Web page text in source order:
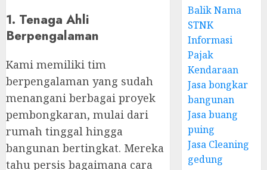
1. Tenaga Ahli
Berpengalaman
Kami memiliki tim
berpengalaman yang sudah
menangani berbagai proyek
pembongkaran, mulai dari
rumah tinggal hingga
bangunan bertingkat. Mereka
tahu persis bagaimana cara
Balik Nama
STNK
Informasi
Pajak
Kendaraan
Jasa bongkar
bangunan
Jasa buang
puing
Jasa Cleaning
gedung